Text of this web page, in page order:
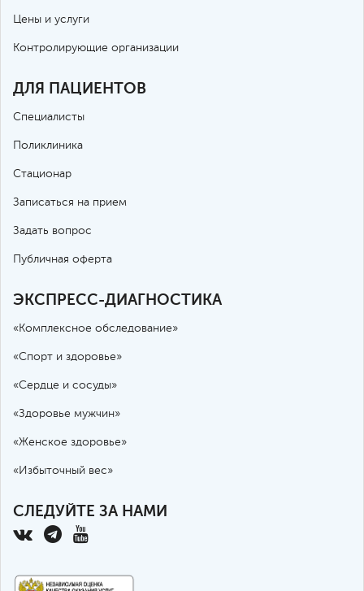
Цены и услуги
Контролирующие организации
ДЛЯ ПАЦИЕНТОВ
Специалисты
Поликлиника
Стационар
Записаться на прием
Задать вопрос
Публичная оферта
ЭКСПРЕСС-ДИАГНОСТИКА
«Комплексное обследование»
«Спорт и здоровье»
«Сердце и сосуды»
«Здоровье мужчин»
«Женское здоровье»
«Избыточный вес»
СЛЕДУЙТЕ ЗА НАМИ